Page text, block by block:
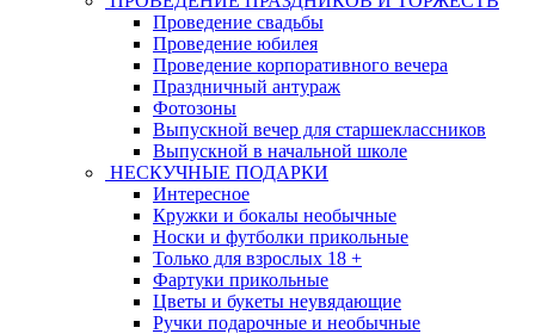
Проведение свадьбы
Проведение юбилея
Проведение корпоративного вечера
Праздничный антураж
Фотозоны
Выпускной вечер для старшеклассников
Выпускной в начальной школе
НЕСКУЧНЫЕ ПОДАРКИ
Интересное
Кружки и бокалы необычные
Носки и футболки прикольные
Только для взрослых 18 +
Фартуки прикольные
Цветы и букеты неувядающие
Ручки подарочные и необычные